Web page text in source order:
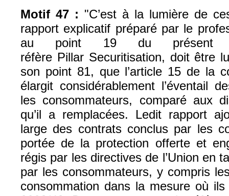
Motif 47 : "C’est à la lumière de
rapport explicatif préparé par le
au point 19 du présent
réfère Pillar Securitisation, doit être
son point 81, que l’article 15 de la
élargit considérablement l’éventail
les consommateurs, comparé aux
qu’il a remplacées. Ledit rapport
large des contrats conclus par les
portée de la protection offerte et
régis par les directives de l’Union en
par les consommateurs, y compris
consommation dans la mesure où